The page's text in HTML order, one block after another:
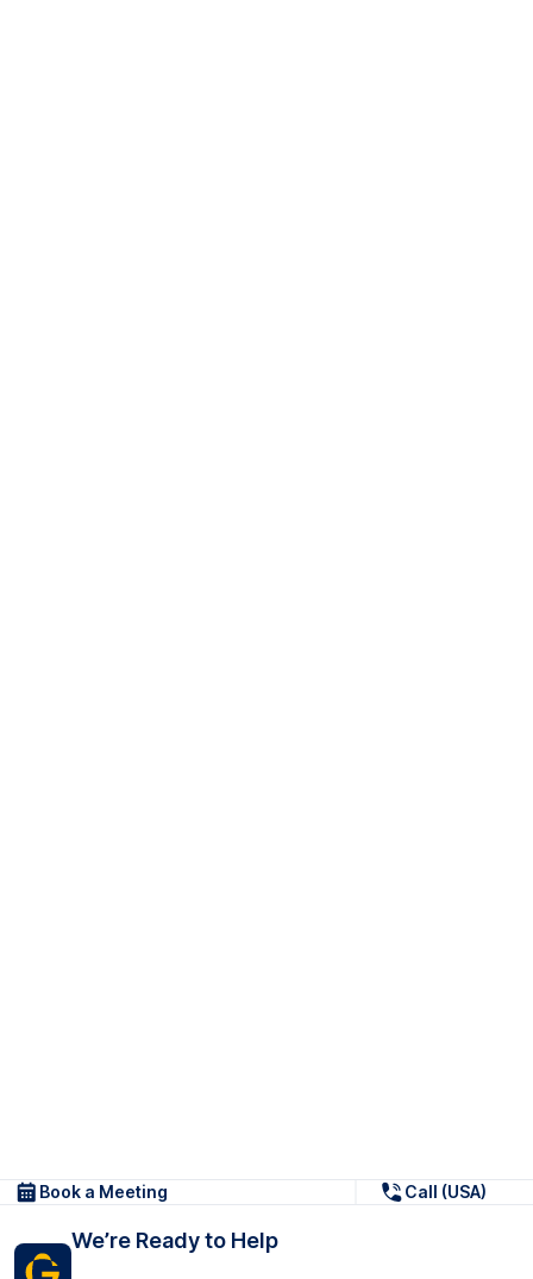
Book a Meeting Call (USA)
We’re Ready to Help